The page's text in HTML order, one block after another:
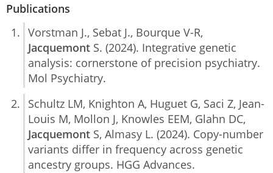
Publications
Vorstman J., Sebat J., Bourque V-R,
Jacquemont S. (2024). Integrative genetic
analysis: cornerstone of precision psychiatry.
Mol Psychiatry.
Schultz LM, Knighton A, Huguet G, Saci Z, Jean-
Louis M, Mollon J, Knowles EEM, Glahn DC,
Jacquemont S, Almasy L. (2024). Copy-number
variants differ in frequency across genetic
ancestry groups. HGG Advances.